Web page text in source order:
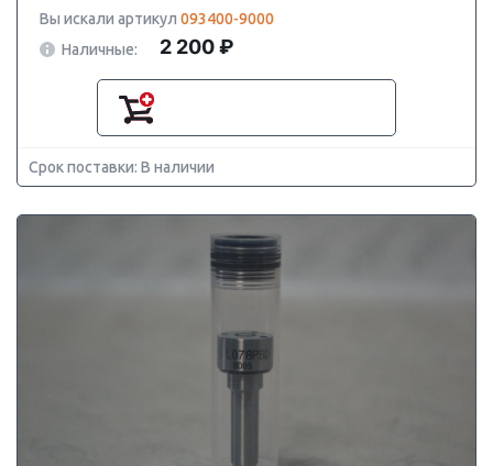
Вы искали артикул 093400-9000
Наличные:
2 200 ₽
Срок поставки: В наличии